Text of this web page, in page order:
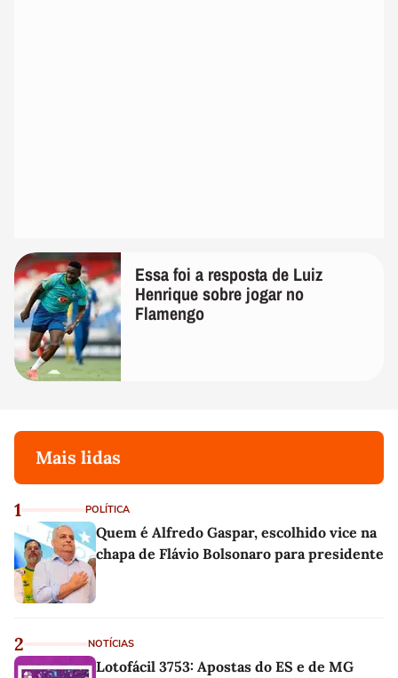
Essa foi a resposta de Luiz
Henrique sobre jogar no
Flamengo
Mais lidas
1 POLÍTICA
Quem é Alfredo Gaspar, escolhido vice na
chapa de Flávio Bolsonaro para presidente
2 NOTÍCIAS
Lotofácil 3753: Apostas do ES e de MG